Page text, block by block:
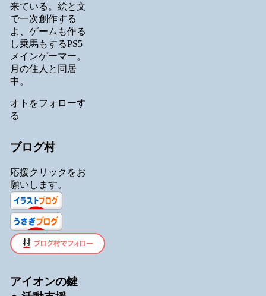
来ている。絵と文
で一次創作する
よ、ゲームも作る
し乗馬もするPS5
メインゲーマー。
月の住人と同居
中。
オトをフォローす
る
ブログ村
応援クリックをお
願いします。
アイオンの鍵